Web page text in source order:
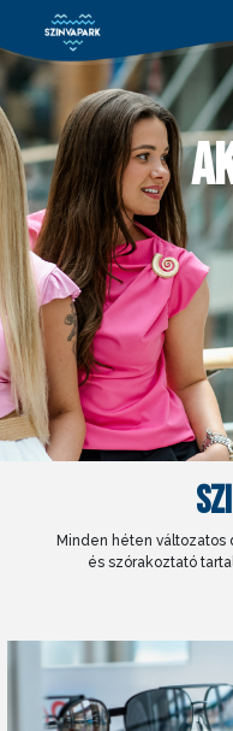
Minden héten
és szórakoztató